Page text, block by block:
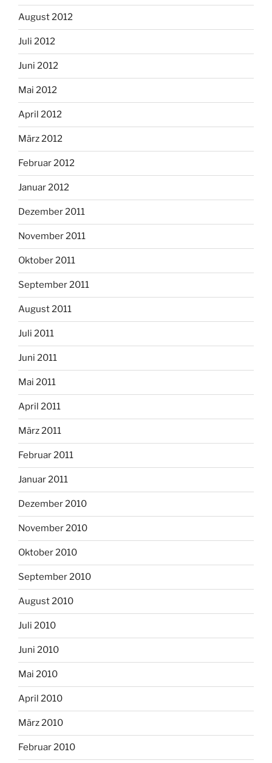
August 2012
Juli 2012
Juni 2012
Mai 2012
April 2012
März 2012
Februar 2012
Januar 2012
Dezember 2011
November 2011
Oktober 2011
September 2011
August 2011
Juli 2011
Juni 2011
Mai 2011
April 2011
März 2011
Februar 2011
Januar 2011
Dezember 2010
November 2010
Oktober 2010
September 2010
August 2010
Juli 2010
Juni 2010
Mai 2010
April 2010
März 2010
Februar 2010